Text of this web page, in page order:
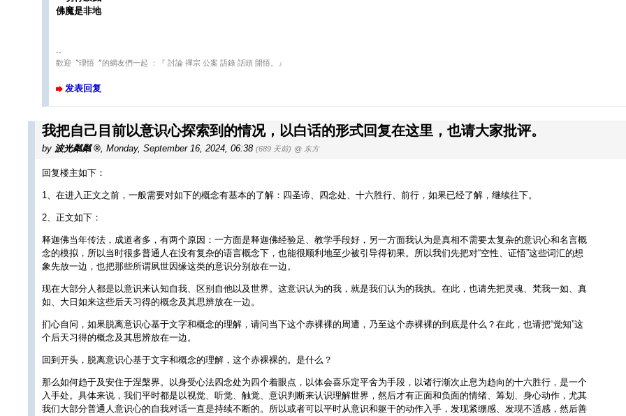
佛魔是非地
--
歡迎〝理悟〞的網友們一起 ：『 討論 禪宗 公案 語錄 話頭 開悟。』
发表回复
我把自己目前以意识心探索到的情况，以白话的形式回复在这里，也请大家批评。
by 波光粼粼 Monday, September 16, 2024, 06:38 (689 天前) @ 东方
回复楼主如下：
1、在进入正文之前，一般需要对如下的概念有基本的了解：四圣谛、四念处、十六胜行、前行，如果已经了解，继续往下。
2、正文如下：
释迦佛当年传法，成道者多，有两个原因：一方面是释迦佛经验足、教学手段好，另一方面我认为是真相不需要太复杂的意识心和名言概
念的模拟，所以当时很多普通人在没有复杂的语言概念下，也能很顺利地至少被引导得初果。所以我们先把对“空性、证悟”这些词汇的想
象先放一边，也把那些所谓夙世因缘这类的意识分别放在一边。
现在大部分人都是以意识来认知自我、区别自他以及世界。这意识认为的我，就是我们认为的我执。在此，也请先把灵魂、梵我一如、真
如、大日如来这些后天习得的概念及其思辨放在一边。
扪心自问，如果脱离意识心基于文字和概念的理解，请问当下这个赤裸裸的周遭，乃至这个赤裸裸的到底是什么？在此，也请把“觉知”这
个后天习得的概念及其思辨放在一边。
回到开头，脱离意识心基于文字和概念的理解，这个赤裸裸的。是什么？
那么如何趋于及安住于涅槃界。以身受心法四念处为四个着眼点，以体会喜乐定平舍为手段，以诸行渐次止息为趋向的十六胜行，是一个
入手处。具体来说，我们平时都是以视觉、听觉、触觉、意识判断来认识理解世界，然后才有正面和负面的情绪、筹划、身心动作，尤其
我们大部分普通人意识心的自我对话一直是持续不断的。所以或者可以平时从意识和躯干的动作入手，发现紧绷感、发现不适感，然后善